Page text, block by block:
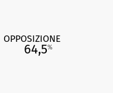
OPPOSIZIONE
64,5%